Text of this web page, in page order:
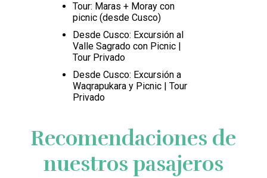
Tour: Maras + Moray con
picnic (desde Cusco)
Desde Cusco: Excursión al
Valle Sagrado con Picnic |
Tour Privado
Desde Cusco: Excursión a
Waqrapukara y Picnic | Tour
Privado
Recomendaciones de
nuestros pasajeros